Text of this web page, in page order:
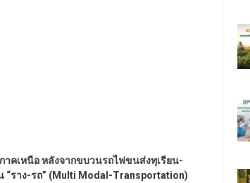
าคเหนือ หลังจากขบวนรถไฟขนส่งทุเรียน-
ราง-รถ” (Multi Modal-Transportation)